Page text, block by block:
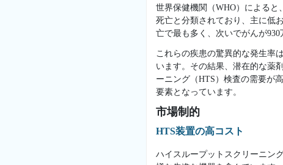
世界保健機関（WHO）によると
死亡と分類されており、主に低
亡で最も多く、次いでがんが
これらの疾患の驚異的な発生率
います。その結果、潜在的な薬
ーニング（HTS）検査の需要が
要素となっています。
市場制的
HTS装置の高コスト
ハイスループットスクリーニン